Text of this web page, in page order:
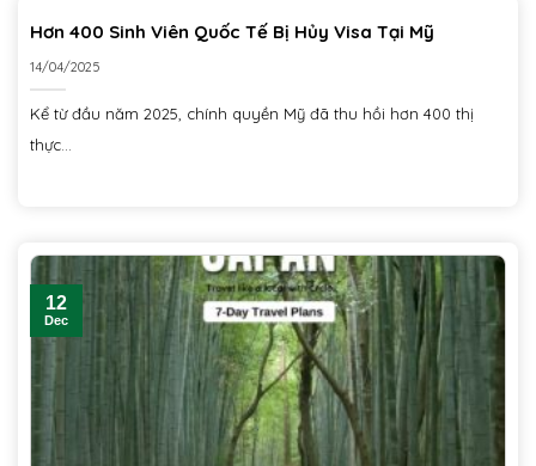
Hơn 400 Sinh Viên Quốc Tế Bị Hủy Visa Tại Mỹ
14/04/2025
Kể từ đầu năm 2025, chính quyền Mỹ đã thu hồi hơn 400 thị
thực...
12
Dec